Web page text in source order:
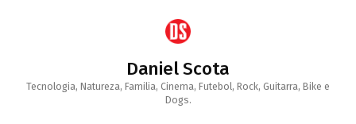
Daniel Scota
Tecnologia, Natureza, Familia, Cinema, Futebol, Rock, Guitarra, Bike e
Dogs.